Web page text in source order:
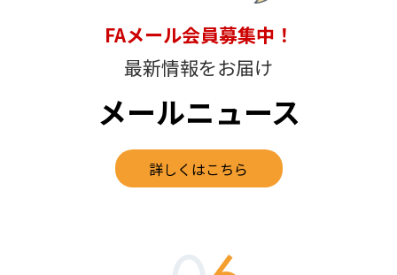
FAメール会員募集中！
最新情報をお届け
メールニュース
詳しくはこちら